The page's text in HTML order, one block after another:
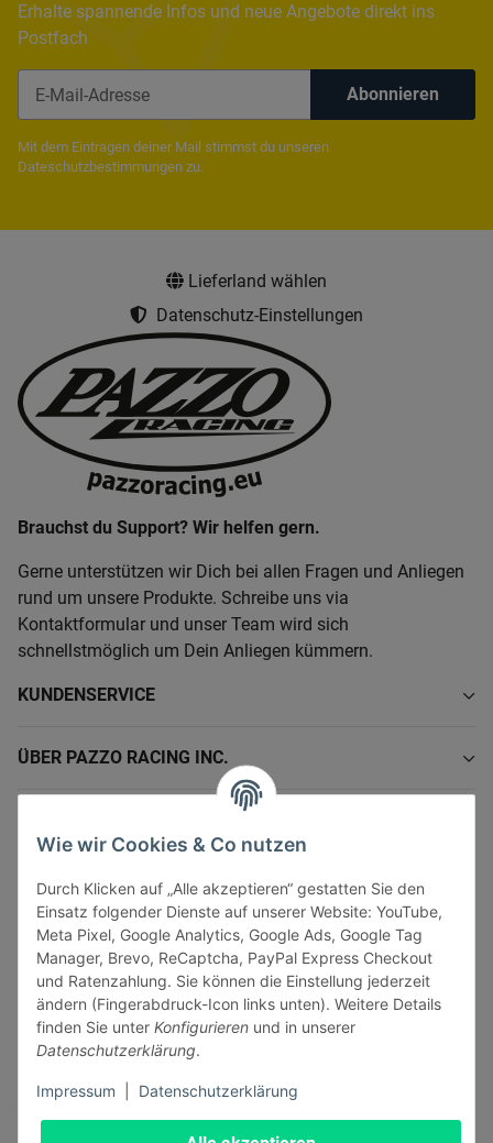
Wie wir Cookies & Co nutzen
Durch Klicken auf „Alle akzeptieren“ gestatten Sie den
Einsatz folgender Dienste auf unserer Website: YouTube,
Meta Pixel, Google Analytics, Google Ads, Google Tag
Manager, Brevo, ReCaptcha, PayPal Express Checkout
und Ratenzahlung. Sie können die Einstellung jederzeit
ändern (Fingerabdruck-Icon links unten). Weitere Details
finden Sie unter Konfigurieren und in unserer
Datenschutzerklärung.
Impressum Datenschutzerklärung
Erhalte spannende Infos und neue Angebote direkt ins
Postfach
Abonnieren
Mit dem Eintragen deiner Mail stimmst du unseren
Dateschutzbestimmungen zu.
Lieferland wählen
Datenschutz-Einstellungen
Brauchst du Support? Wir helfen gern.
Gerne unterstützen wir Dich bei allen Fragen und Anliegen
rund um unsere Produkte. Schreibe uns via
Kontaktformular und unser Team wird sich
schnellstmöglich um Dein Anliegen kümmern.
KUNDENSERVICE
ÜBER PAZZO RACING INC.
GESETZLICHE INFORMATIONEN
Vertrag widerrufen
Sicher bezahlen via: